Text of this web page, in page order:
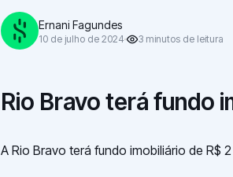
Ernani Fagundes
10 de julho de 2024 3 minutos de leitura
Rio Bravo terá fundo
A Rio Bravo terá fundo imobiliário de R$ 2